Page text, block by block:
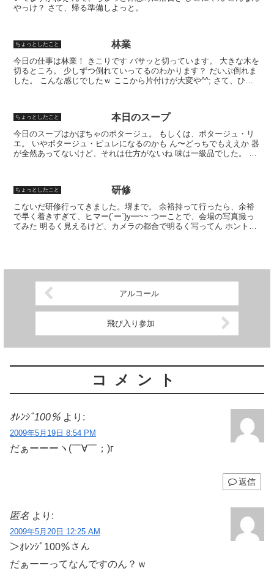
やっけ？ さて、帰る準備しよっと。
ちょっとしたこと 林業
今日の仕事は林業！ きこりです バサッと切っています。 大きな木を
切るところ。 少しずつ倒れていってるのわかります？ だいぶ倒れま
した。 こんな感じでしたｗ ここから片付けが大変や^^; さて、ひと
ちょっとしたこと 本日のスープ
今日のスープはかぼちゃのポタージュ。 もしくは、ポタージュ・リ
エ。 いやポタージュ・ピュレになるのかも ん〜どっちでもええか 器
が全然あってないけど、それは仕方がないね 味は一級品でした。 お
ちょっとしたこと 研修
こないだ研修行ってきました。堺まで。 余裕持って行ったら、余裕
で早く着きすぎて、ヒマー(´ー`)y━~~ つーことで、会場の写真撮っ
てみた 明るく見えるけど、カメラの都合で明るく写ってん ホントは
アルコール
飛び入り参加
コメント
ｵﾚﾝｼﾞ100％ より:
2009年5月19日 8:54 PM
だぁーーーヽ(￣∀￣；)г
返信
匿名 より:
2009年5月20日 12:25 AM
＞ｵﾚﾝｼﾞ100％さん
だぁーーってなんですのん？ｗ